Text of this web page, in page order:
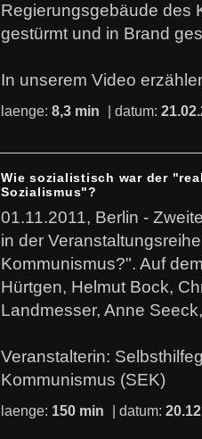
Regierungsgebäude des
gestürmt und in Brand
In unserem Video
laenge: 8,3 min | datum:
Wie sozialistisch war der
Sozialismus"?
01.11.2011, Berlin -
in der
Kommunismus?". Auf
Hürtgen, Helmut Bock,
Landmesser, Anne
Veranstalterin:
Kommunismus (SEK)
laenge: 150 min | datum: